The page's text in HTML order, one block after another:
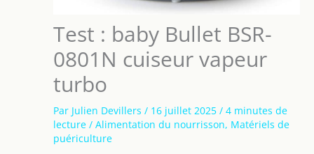
Test : baby Bullet BSR-
0801N cuiseur vapeur
turbo
Par Julien Devillers / 16 juillet 2025 / 4 minutes de
lecture / Alimentation du nourrisson, Matériels de
puériculture